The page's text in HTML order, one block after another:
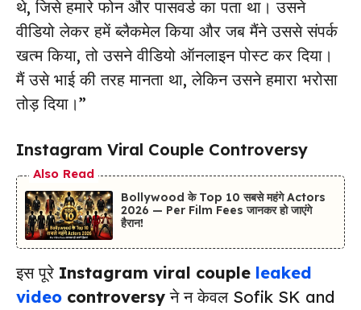
थे, जिसे हमारे फोन और पासवर्ड का पता था। उसने
वीडियो लेकर हमें ब्लैकमेल किया और जब मैंने उससे संपर्क
खत्म किया, तो उसने वीडियो ऑनलाइन पोस्ट कर दिया।
मैं उसे भाई की तरह मानता था, लेकिन उसने हमारा भरोसा
तोड़ दिया।”
Instagram Viral Couple Controversy
Also Read
Bollywood के Top 10 सबसे महंगे Actors
2026 — Per Film Fees जानकर हो जाएंगे
हैरान!
इस पूरे Instagram viral couple leaked
video controversy ने न केवल Sofik SK and